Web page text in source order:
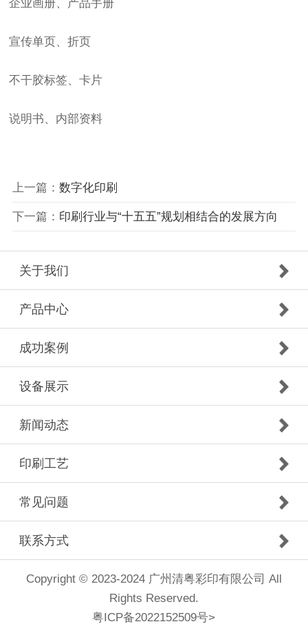
企业画册、产品手册
宣传单页、折页
不干胶标签、卡片
说明书、内部资料
上一篇： 数字化印刷
下一篇： 印刷行业与“十五五”规划相结合的发展方向
关于我们
产品中心
成功案例
设备展示
新闻动态
印刷工艺
常见问题
联系方式
Copyright © 2023-2024 广州清粤彩印有限公司 All
Rights Reserved.
粤ICP备2022152509号>